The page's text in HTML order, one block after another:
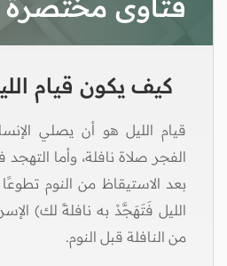
فتاوى مختصرة
كيف يكون قيام
قيام الليل هو أن يصلي
الفجر صلاة نافلة، وأما التهجد
بعد الاستيقاظ من النوم
من النافلة قبل النوم.